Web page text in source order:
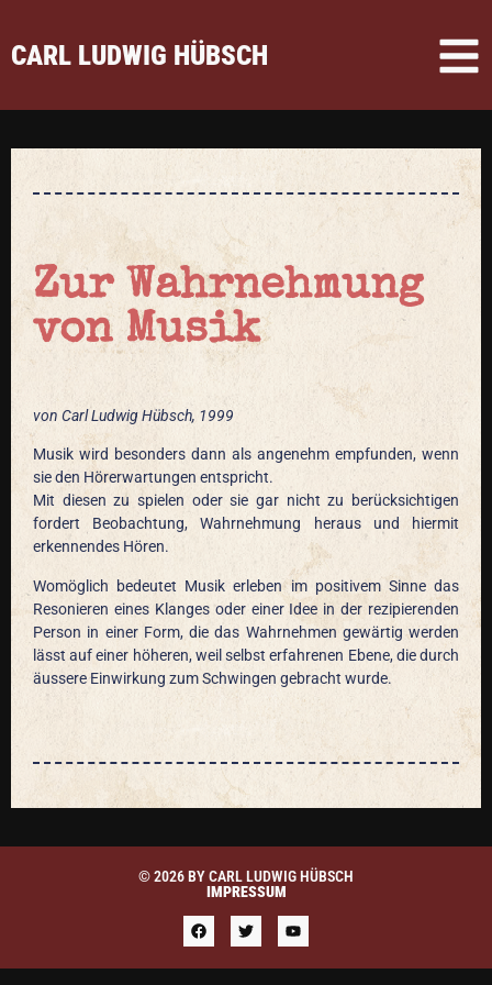
CARL LUDWIG HÜBSCH
Zur Wahrnehmung
von Musik
von Carl Ludwig Hübsch, 1999
Musik wird besonders dann als angenehm empfunden, wenn
sie den Hörerwartungen entspricht.
Mit diesen zu spielen oder sie gar nicht zu berücksichtigen
fordert Beobachtung, Wahrnehmung heraus und hiermit
erkennendes Hören.
Womöglich bedeutet Musik erleben im positivem Sinne das
Resonieren eines Klanges oder einer Idee in der rezipierenden
Person in einer Form, die das Wahrnehmen gewärtig werden
lässt auf einer höheren, weil selbst erfahrenen Ebene, die durch
äussere Einwirkung zum Schwingen gebracht wurde.
© 2026 BY CARL LUDWIG HÜBSCH
IMPRESSUM